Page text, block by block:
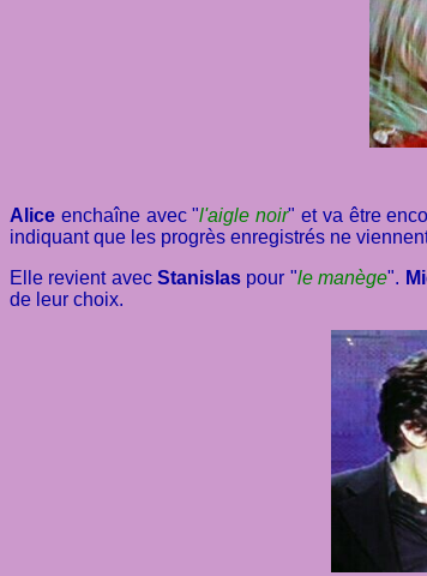
Alice enchaîne avec "l'aigle noir" et va être
indiquant que les progrès enregistrés ne
Elle revient avecStanislas pour "le manège".
de leur choix.